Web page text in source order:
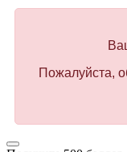
Пожалуйста,